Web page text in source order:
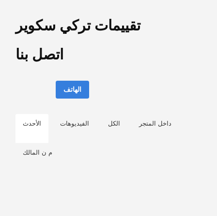
تقييمات تركي سكوير
اتصل بنا
الهاتف
الأحدث الفيديوهات الكل داخل المتجر
م ن المالك